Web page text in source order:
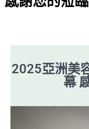
2025亞洲美
幕